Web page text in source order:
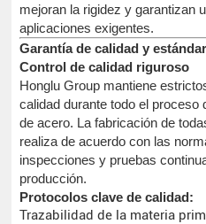
mejoran la rigidez y garantizan
aplicaciones exigentes.
Garantía de calidad y
Control de calidad riguroso
Honglu Group mantiene
calidad durante todo el proceso
de acero. La fabricación de
realiza de acuerdo con las
inspecciones y pruebas
producción.
Protocolos clave de calidad:
Trazabilidad de la materia